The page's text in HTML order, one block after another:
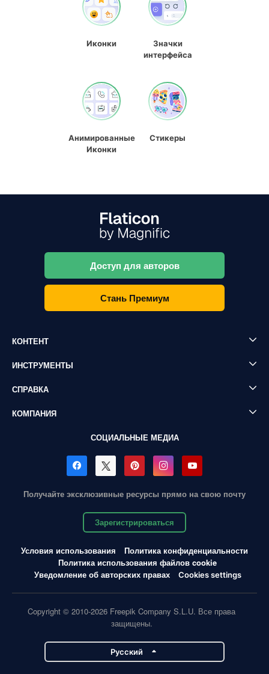
Иконки
Значки
интерфейса
Анимированные
Иконки
Стикеры
Доступ для авторов
Стань Премиум
КОНТЕНТ
ИНСТРУМЕНТЫ
СПРАВКА
КОМПАНИЯ
СОЦИАЛЬНЫЕ МЕДИА
Получайте эксклюзивные ресурсы прямо на свою почту
Зарегистрироваться
Условия использования
Политика конфиденциальности
Политика использования файлов cookie
Уведомление об авторских правах
Cookies settings
Copyright © 2010-2026 Freepik Company S.L.U. Все права
защищены.
Pусский